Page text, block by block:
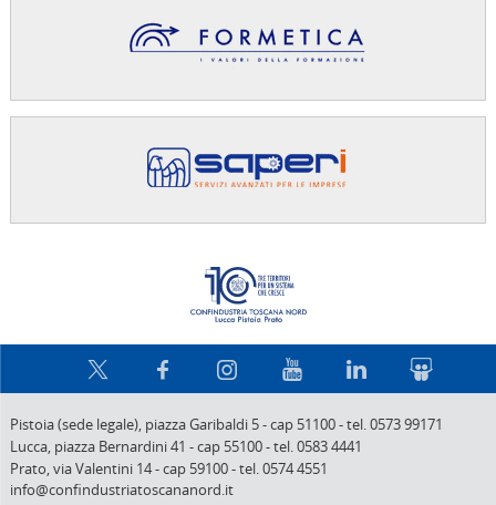
Pistoia (sede legale), piazza Garibaldi 5-cap 51100-tel. 0573 99171
Lucca, piazza Bernardini 41 -cap 55100-tel. 0583 4441
Prato,via Valentini 14-cap 59100-tel. 0574 4551
info@confindustriatoscananord.it